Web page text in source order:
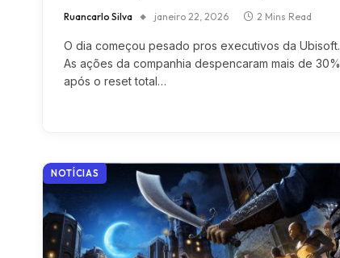
Ruancarlo Silva janeiro 22, 2026 2 Mins Read
O dia começou pesado pros executivos da Ubisoft.
As ações da companhia despencaram mais de 30%
após o reset total…
NOTÍCIAS